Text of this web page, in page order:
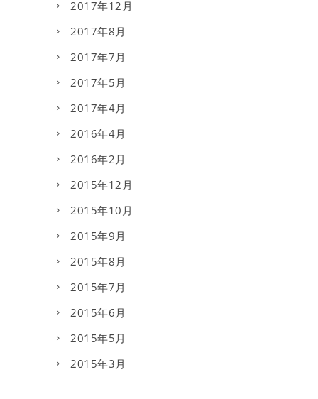
2017年12月
2017年8月
2017年7月
2017年5月
2017年4月
2016年4月
2016年2月
2015年12月
2015年10月
2015年9月
2015年8月
2015年7月
2015年6月
2015年5月
2015年3月